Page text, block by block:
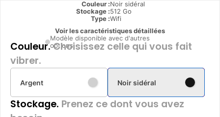
Couleur :Noir sidéral
Stockage :512 Go
Type :Wifi
Voir les caractéristiques détaillées
Modèle disponible avec d'autres
options
Couleur.Choisissez celle qui vous fait
vibrer.
Argent Noir sidéral
Stockage. Prenez ce dont vous avez